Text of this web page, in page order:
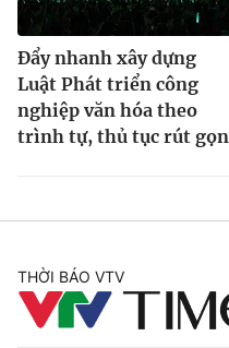
Đẩy nhanh xây dựng
Luật Phát triển công
nghiệp văn hóa theo
trình tự, thủ tục rút gọn
THỜI BÁO VTV